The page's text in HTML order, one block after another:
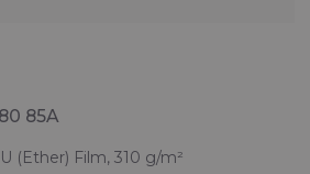
85A
(Ether) Film, 310 g/m²